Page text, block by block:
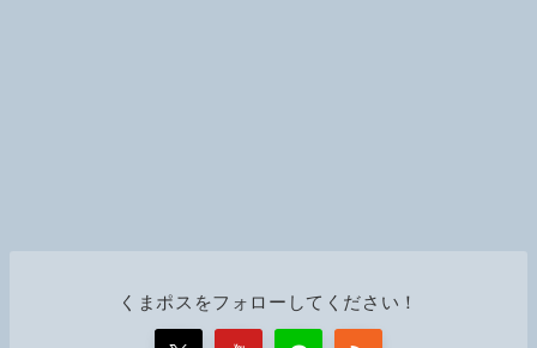
くまポスをフォローしてください！